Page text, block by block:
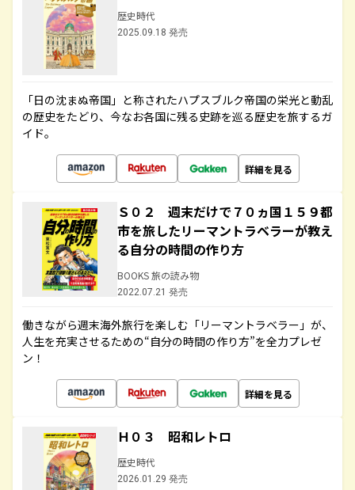
歴史時代
2025.09.18 発売
「日の沈まぬ帝国」と称されたハプスブルク帝国の栄光と動乱
の歴史をたどり、今なお各国に残る史跡を巡る歴史を旅するガ
イド。
詳細を見る
Ｓ０２ 週末だけで７０ヵ国１５９都
市を旅したリーマントラベラーが教え
る自分の時間の作り方
BOOKS 旅の読み物
2022.07.21 発売
働きながら週末海外旅行を楽しむ「リーマントラベラー」が、
人生を充実させるための“自分の時間の作り方”を全力プレゼ
ン！
詳細を見る
Ｈ０３ 昭和レトロ
歴史時代
2026.01.29 発売